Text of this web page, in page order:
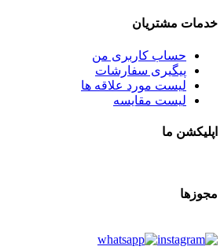
کاربری من
سفارشات
مورد علاقه ها
مقایسه